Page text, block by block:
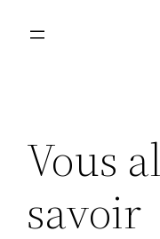
Vous
savoir